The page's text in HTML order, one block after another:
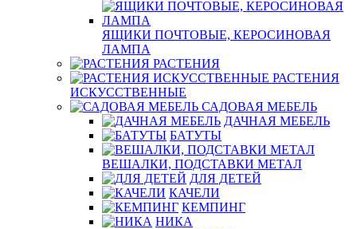
ЯЩИКИ ПОЧТОВЫЕ, КЕРОСИНОВАЯ
ЛАМПА
РАСТЕНИЯ
РАСТЕНИЯ
ИСКУССТВЕННЫЕ
САДОВАЯ МЕБЕЛЬ
ДАЧНАЯ МЕБЕЛЬ
БАТУТЫ
ВЕШАЛКИ, ПОДСТАВКИ МЕТАЛ
ДЛЯ ДЕТЕЙ
КАЧЕЛИ
КЕМПИНГ
НИКА